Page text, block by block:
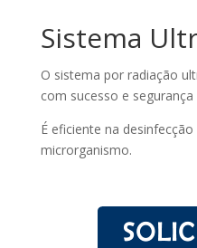
Sistema
O sistema por radiação
com sucesso e
É eficiente na
microrganismo.